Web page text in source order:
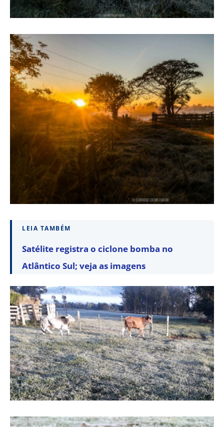
LEIA TAMBÉM
Satélite registra o ciclone bomba no
Atlântico Sul; veja as imagens